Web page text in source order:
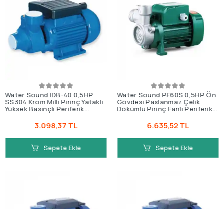
Water Sound IDB-40 0,5HP
SS304 Krom Milli Pirinç Yataklı
Yüksek Basınçlı Periferik
3.098,37 TL
Sepete Ekle
Water Sound PF60S 0,5HP Ön
Gövdesi Paslanmaz Çelik
Dökümlü Pirinç Fanlı Periferik
6.635,52 TL
Sepete Ekle